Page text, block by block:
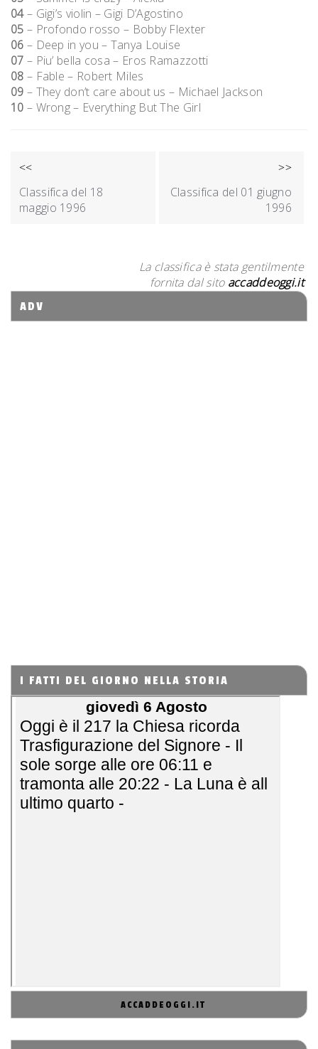
04– Gigi’s violin – Gigi D’Agostino
05 – Profondo rosso – Bobby Flexter
06 – Deep in you – Tanya Louise
07 – Piu’ bella cosa – Eros Ramazzotti
08 – Fable – Robert Miles
09 – They don’t care about us – Michael Jackson
10 – Wrong – Everything But The Girl
NAVIGAZIONE
ARTICOLI
<<
Classifica del 18
maggio 1996
>>
Classifica del 01 giugno
1996
La classifica è stata gentilmente
fornita dal sito accaddeoggi.it
ADV
I FATTI DEL GIORNO NELLA STORIA
ACCADDEOGGI.IT